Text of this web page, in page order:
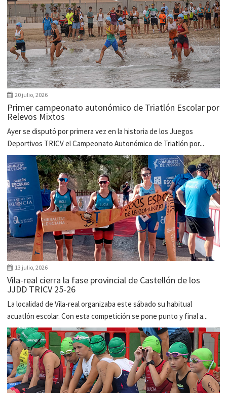
20 julio, 2026
Primer campeonato autonómico de Triatlón Escolar por
Relevos Mixtos
Ayer se disputó por primera vez en la historia de los Juegos
Deportivos TRICV el Campeonato Autonómico de Triatlón por...
13 julio, 2026
Vila-real cierra la fase provincial de Castellón de los
JJDD TRICV 25-26
La localidad de Vila-real organizaba este sábado su habitual
acuatlón escolar. Con esta competición se pone punto y final a...